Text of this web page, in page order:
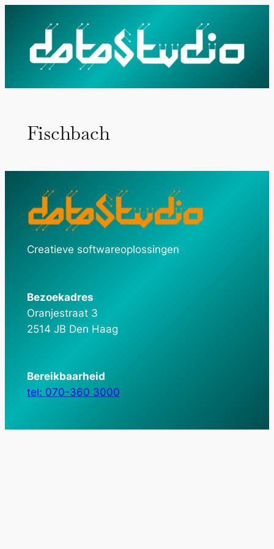
inhoud
Fischbach
Creatieve softwareoplossingen
Bezoekadres
Oranjestraat 3
2514 JB Den Haag
Bereikbaarheid
tel: 070-360 3000